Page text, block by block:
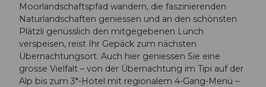
Moorlandschaftspfad wandern, die faszinierenden
Naturlandschaften geniessen und an den schönsten
Plätzli genüsslich den mitgegebenen Lunch
verspeisen, reist Ihr Gepäck zum nächsten
Übernachtungsort. Auch hier geniessen Sie eine
grosse Vielfalt – von der Übernachtung im Tipi auf der
Alp bis zum 3*-Hotel mit regionalem 4-Gang-Menü –